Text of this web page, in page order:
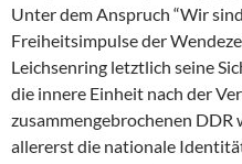
Unter dem Anspruch “Wir
Freiheitsimpulse der
Leichsenring letztlich seine
die innere Einheit nach der
zusammengebrochenen
allererst die nationale